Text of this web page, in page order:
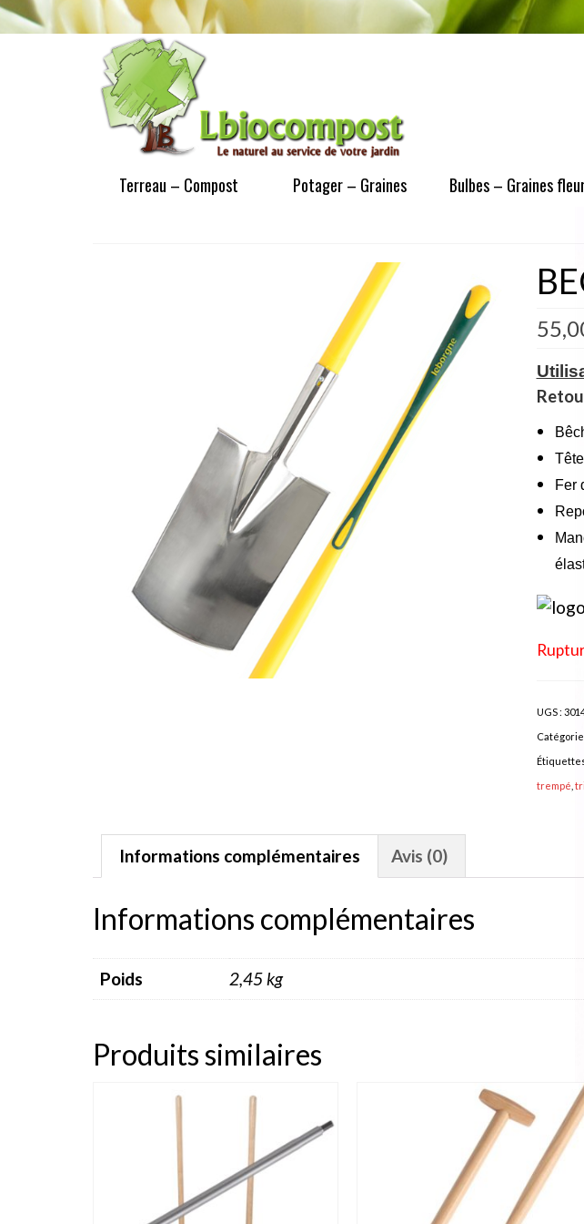
Terreau – Compost Potager – Graines Bulbes – Graines
Fer
UGS :
Catégorie
trempé
Informations complémentaires Avis (0)
Informations complémentaires
Poids 2,45 kg
Produits similaires